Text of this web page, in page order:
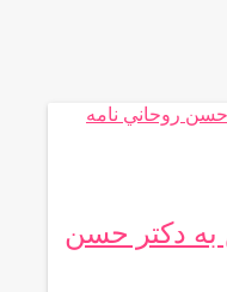
دكتر حسن